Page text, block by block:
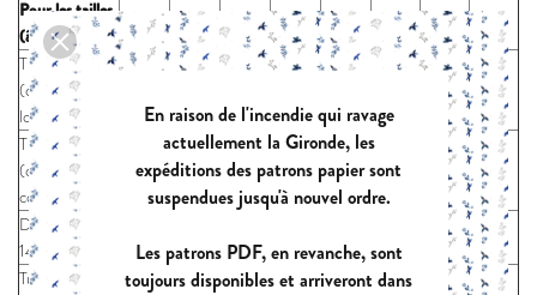
Pour les tailles
(âge)
2 4 5 8 10
12
Tissu laize 140
(cm): manches
longues
180 185
Tissu laize 140
(cm): manches
courtes
80 85 90 100 110 155 160 165
Doublure laize
140 (cm)
130
140
Tulle laize 140
En raison de l'incendie qui ravage
actuellement la Gironde, les
expéditions des patrons papier sont
suspendues jusqu'à nouvel ordre.
Les patrons PDF, en revanche, sont
toujours disponibles et arriveront dans